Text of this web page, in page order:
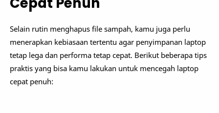
Selain rutin menghapus file sampah, kamu juga perlu
menerapkan kebiasaan tertentu agar penyimpanan laptop
tetap lega dan performa tetap cepat. Berikut beberapa tips
praktis yang bisa kamu lakukan untuk mencegah laptop
cepat penuh: